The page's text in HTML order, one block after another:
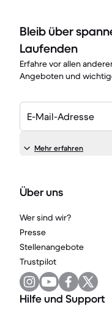
Bleib über
Laufenden
Erfahre vor allen
Angeboten und
E-Mail-Adresse
Mehr erfahren
Über uns
Wer sind wir?
Presse
Stellenangebote
Trustpilot
Hilfe und Support